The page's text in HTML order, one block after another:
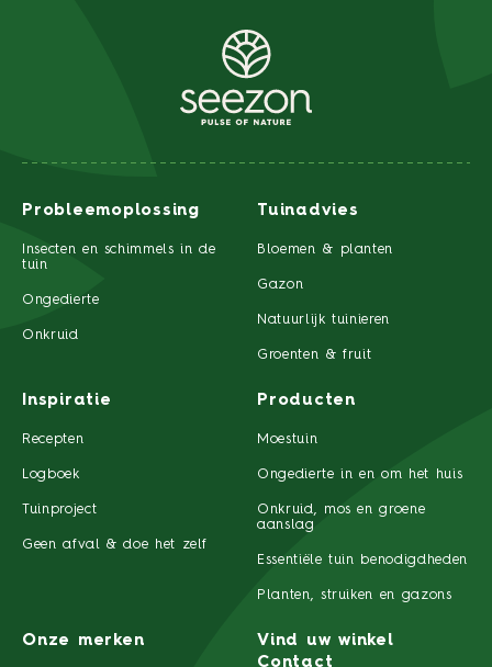
Probleemoplossing
Insecten en schimmels in de
tuin
Ongedierte
Onkruid
Tuinadvies
Bloemen & planten
Gazon
Natuurlijk tuinieren
Groenten & fruit
Inspiratie
Recepten
Logboek
Tuinproject
Geen afval & doe het zelf
Producten
Moestuin
Ongedierte in en om het huis
Onkruid, mos en groene
aanslag
Essentiële tuin benodigdheden
Planten, struiken en gazons
Onze merken
Vind uw winkel
Contact